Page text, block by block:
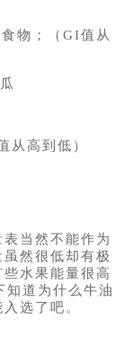
物；（GI值从
从高到低）
当然不能作为
然很低却有极
水果能量很高
知道为什么牛油
选了吧。